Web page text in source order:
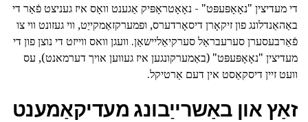
די מעדיצין "נאָאָפּעפּט" - נאָאָטראָפּיק אַגענט וואָס איז געניצט פֿאַר די
באַהאַנדלונג פון זיקאָרן דיסאָרדערס, ופמערקזאַמקייַט, ווי געזונט ווי צו
פֿאַרבעסערן סערעבראַל סערקיאַליישאַן. וועגן וואס ווייזט די נוצן פון די
מעדיצין "נאָאָפּעפּט" (באַמערקונגען איז געווען אויך דערמאנט), עס
וועט זיין דיסקאַסט אין דעם אַרטיקל.
זאַץ און באַשרייַבונג מעדיקאַמענט